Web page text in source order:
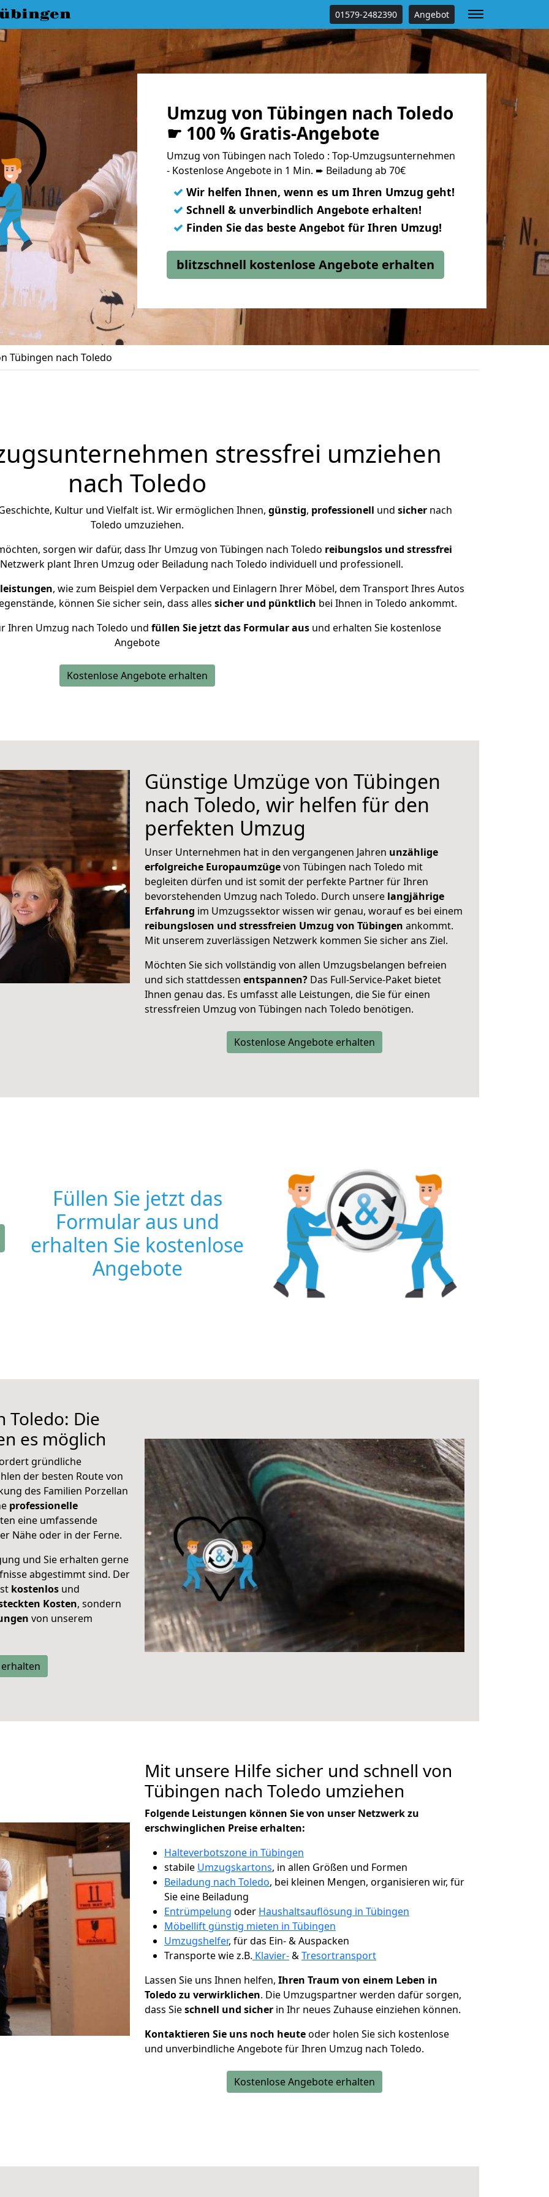
01579-2482390 Angebot
Umzug von Tübingen nach Toledo
☛ 100 % Gratis-Angebote
Umzug von Tübingen nach Toledo : Top-Umzugsunternehmen
- Kostenlose Angebote in 1 Min. ➨ Beiladung ab 70€
✓ Wir helfen Ihnen, wenn es um Ihren Umzug geht!
✓ Schnell & unverbindlich Angebote erhalten!
✓ Finden Sie das beste Angebot für Ihren Umzug!
blitzschnell kostenlose Angebote erhalten
Tübingen nach Toledo
stressfrei umziehen
nach Toledo
Kultur und Vielfalt ist. Wir ermöglichen Ihnen, günstig, professionell und sichernach
Toledo umzuziehen.
sorgen wir dafür, dass Ihr Umzug von Tübingen nach Toledo reibungslos und stressfrei
plant Ihren Umzug oder Beiladung nach Toledo individuell und professionell.
, wie zum Beispiel dem Verpacken und Einlagern Ihrer Möbel, dem Transport Ihres Autos
können Sie sicher sein, dass alles sicher und pünktlich bei Ihnen in Toledo ankommt.
Ihren Umzug nach Toledo und füllen Sie jetzt das Formular ausund erhalten Sie kostenlose
Angebote
Kostenlose Angebote erhalten
Günstige Umzüge von Tübingen
nach Toledo, wir helfen für den
perfekten Umzug
Unser Unternehmen hat in den vergangenen Jahren unzählige
erfolgreiche Europaumzügevon Tübingen nach Toledo mit
begleiten dürfen und ist somit der perfekte Partner für Ihren
bevorstehenden Umzug nach Toledo. Durch unsere langjährige
Erfahrung im Umzugssektor wissen wir genau, worauf es bei einem
reibungslosen und stressfreien Umzug von Tübingen ankommt.
Mit unserem zuverlässigen Netzwerk kommen Sie sicher ans Ziel.
Möchten Sie sich vollständig von allen Umzugsbelangen befreien
und sich stattdessen entspannen? Das Full-Service-Paket bietet
Ihnen genau das. Es umfasst alle Leistungen, die Sie für einen
stressfreien Umzug von Tübingen nach Toledo benötigen.
Kostenlose Angebote erhalten
Füllen Sie jetzt das
Formular aus und
erhalten Sie kostenlose
Angebote
Toledo: Die
es möglich
gründliche
der besten Route von
des Familien Porzellan
professionelle
eine umfassende
Nähe oder in der Ferne.
und Sie erhalten gerne
abgestimmt sind. Der
kostenlos und
Kosten, sondern
von unserem
Mit unsere Hilfe sicher und schnell von
Tübingen nach Toledo umziehen
Folgende Leistungen können Sie von unser Netzwerk zu
erschwinglichen Preise erhalten:
Halteverbotszone in Tübingen
stabile Umzugskartons, in allen Größen und Formen
Beiladung nach Toledo, bei kleinen Mengen, organisieren wir, für
Sie eine Beiladung
Entrümpelung oder Haushaltsauflösung in Tübingen
Möbellift günstig mieten in Tübingen
Umzugshelfer, für das Ein- & Auspacken
Transporte wie z.B. Klavier-&Tresortransport
Lassen Sie uns Ihnen helfen, Ihren Traum von einem Leben in
Toledo zu verwirklichen. Die Umzugspartner werden dafür sorgen,
dass Sieschnell und sicher in Ihr neues Zuhause einziehen können.
Kontaktieren Sie uns noch heuteoder holen Sie sich kostenlose
und unverbindliche Angebote für Ihren Umzug nach Toledo.
Kostenlose Angebote erhalten